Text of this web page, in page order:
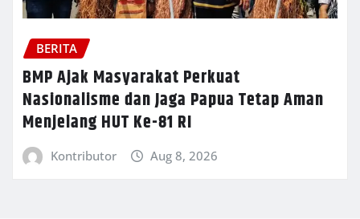
BERITA
BMP Ajak Masyarakat Perkuat
Nasionalisme dan Jaga Papua Tetap Aman
Menjelang HUT Ke-81 RI
Kontributor Aug 8, 2026